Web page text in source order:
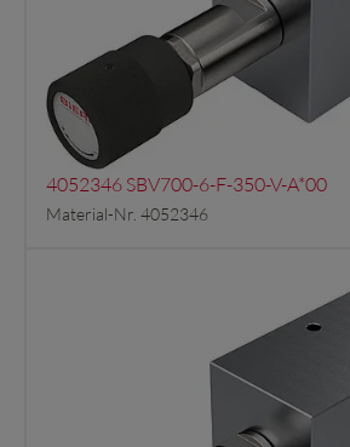
4052346 SBV700-6-F-350-V-A*00
Material-Nr. 4052346